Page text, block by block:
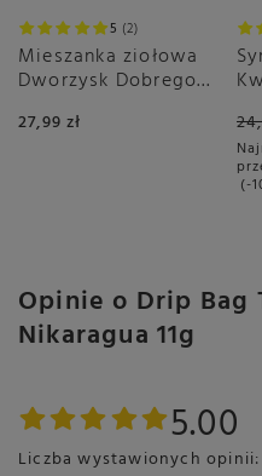
Pochodzenie ziaren
Zawartość kofeiny
Crema
Palarnia
Intensywność smaku
Wyczuwalne smaki
Polecana do
Sposób przygotowania
5 2
Mieszanka ziołowa
Dworzysk Dobrego
27,99 zł
-
Opinie o Drip Bag
Nikaragua 11g
5.00
Liczba wystawionych